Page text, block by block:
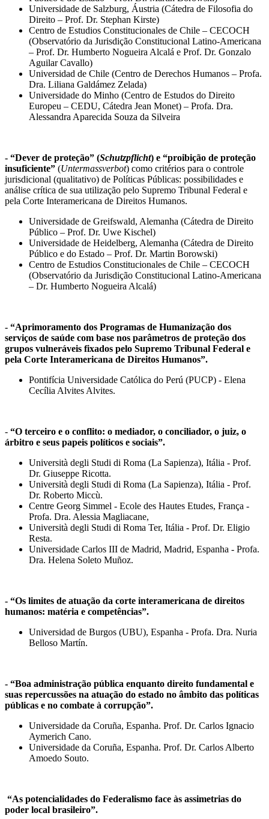
Universidade de Salzburg, Áustria (Cátedra de Filosofia do
Direito – Prof. Dr. Stephan Kirste)
Centro de Estudios Constitucionales de Chile – CECOCH
(Observatório da Jurisdição Constitucional Latino-Americana
– Prof. Dr. Humberto Nogueira Alcalá e Prof. Dr. Gonzalo
Aguilar Cavallo)
Universidad de Chile (Centro de Derechos Humanos – Profa.
Dra. Liliana Galdámez Zelada)
Universidade do Minho (Centro de Estudos do Direito
Europeu – CEDU, Cátedra Jean Monet) – Profa. Dra.
Alessandra Aparecida Souza da Silveira
- “Dever de proteção” (Schutzpflicht) e “proibição de proteção
insuficiente” (Untermassverbot) como critérios para o controle
jurisdicional (qualitativo) de Políticas Públicas: possibilidades e
análise crítica de sua utilização pelo Supremo Tribunal Federal e
pela Corte Interamericana de Direitos Humanos.
Universidade de Greifswald, Alemanha (Cátedra de Direito
Público – Prof. Dr. Uwe Kischel)
Universidade de Heidelberg, Alemanha (Cátedra de Direito
Público e do Estado – Prof. Dr. Martin Borowski)
Centro de Estudios Constitucionales de Chile – CECOCH
(Observatório da Jurisdição Constitucional Latino-Americana
– Dr. Humberto Nogueira Alcalá)
- “Aprimoramento dos Programas de Humanização dos
serviços de saúde com base nos parâmetros de proteção dos
grupos vulneráveis fixados pelo Supremo Tribunal Federal e
pela Corte Interamericana de Direitos Humanos”.
Pontifícia Universidade Católica do Perú (PUCP) - Elena
Cecília Alvites Alvites.
- “O terceiro e o conflito: o mediador, o conciliador, o juiz, o
árbitro e seus papeis políticos e sociais”.
Università degli Studi di Roma (La Sapienza), Itália - Prof.
Dr. Giuseppe Ricotta.
Università degli Studi di Roma (La Sapienza), Itália - Prof.
Dr. Roberto Miccù.
Centre Georg Simmel - Ecole des Hautes Etudes, França -
Profa. Dra. Alessia Magliacane,
Università degli Studi di Roma Ter, Itália - Prof. Dr. Eligio
Resta.
Universidade Carlos III de Madrid, Madrid, Espanha - Profa.
Dra. Helena Soleto Muñoz.
- “Os limites de atuação da corte interamericana de direitos
humanos: matéria e competências”.
Universidad de Burgos (UBU), Espanha - Profa. Dra. Nuria
Belloso Martín.
- “Boa administração pública enquanto direito fundamental e
suas repercussões na atuação do estado no âmbito das políticas
públicas e no combate à corrupção”.
Universidade da Coruña, Espanha. Prof. Dr. Carlos Ignacio
Aymerich Cano.
Universidade da Coruña, Espanha. Prof. Dr. Carlos Alberto
Amoedo Souto.
“As potencialidades do Federalismo face às assimetrias do
poder local brasileiro”.